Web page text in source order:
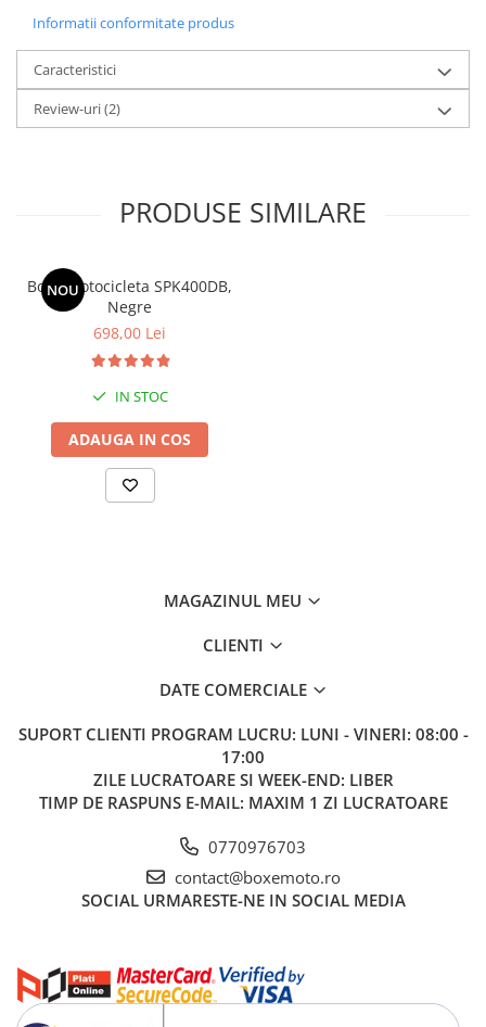
Informatii conformitate produs
Caracteristici
Review-uri(2)
PRODUSE SIMILARE
NOU
Boxe motocicleta SPK400DB,
Negre
698,00 Lei
IN STOC
ADAUGA IN COS
MAGAZINUL MEU
CLIENTI
DATE COMERCIALE
SUPORT CLIENTI PROGRAM LUCRU: LUNI - VINERI: 08:00 -
17:00
ZILE LUCRATOARE SI WEEK-END: LIBER
TIMP DE RASPUNS E-MAIL: MAXIM 1 ZI LUCRATOARE
0770976703
contact@boxemoto.ro
SOCIAL URMARESTE-NE IN SOCIAL MEDIA